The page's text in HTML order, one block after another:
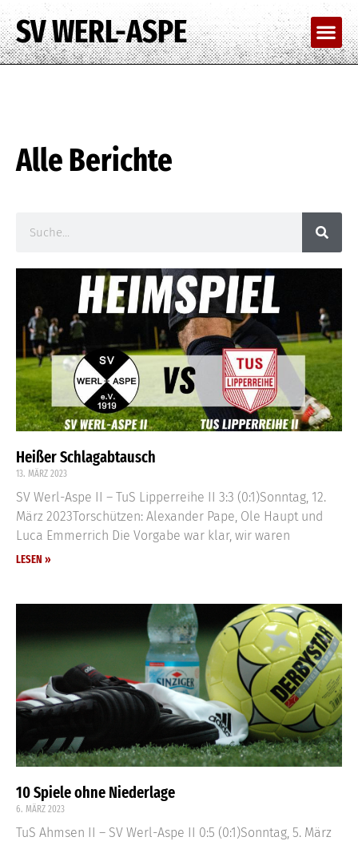
SV WERL-ASPE
Alle Berichte
Heißer Schlagabtausch
13. MÄRZ 2023
SV Werl-Aspe II – TuS Lipperreihe II 3:3 (0:1)Sonntag, 12.
März 2023Torschützen: Alexander Pape, Ole Haupt und
Luca Emmerrich Die Vorgabe war klar, wir waren
LESEN »
10 Spiele ohne Niederlage
6. MÄRZ 2023
TuS Ahmsen II – SV Werl-Aspe II 0:5 (0:1)Sonntag, 5. März